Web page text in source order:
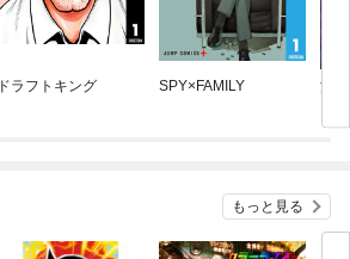
ドラフトキング SPY×FAMILY 満
もっと見る